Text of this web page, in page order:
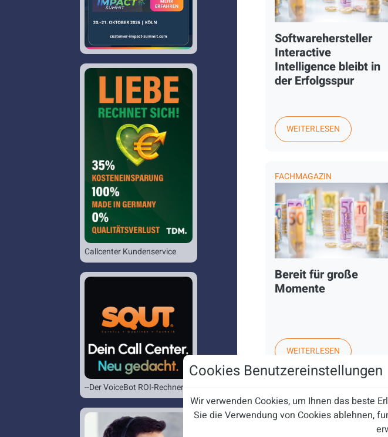
Softwarehersteller
Interactive
Intelligence bleibt in
der Erfolgsspur
WEITERLESEN
FACHMAGAZIN
Bereit für große
Momente
WEITERLESEN
FACHMAGAZIN
Callcenter Kundenservice
--Der VoiceBot ROI-Rechner--
Cookies Benutzereinstellungen
Wir verwenden Cookies, um Ihnen das beste
Sie die Verwendung von Cookies ablehnen,